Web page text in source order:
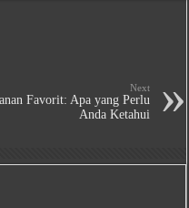
Next
Favorit: Apa yang Perlu
Anda Ketahui